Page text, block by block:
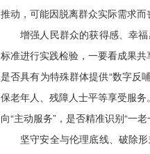
推动，可能因脱离群众实际需求
增强人民群众的获得感、幸
标准进行实践检验，一要看成果
是否具有为特殊群体提供“数字反
保老年人、残障人士平等享受服
向“主动服务”，是否精准识别“一
坚守安全与伦理底线、破除